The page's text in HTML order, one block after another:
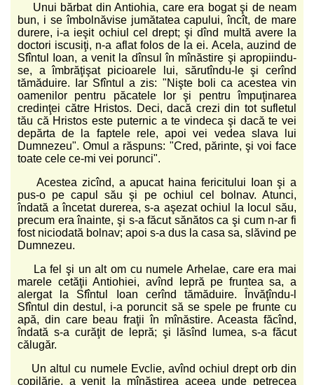
Unui bărbat din Antiohia, care era bogat şi de neam
bun, i se îmbolnăvise jumătatea capului, încît, de mare
durere, i-a ieşit ochiul cel drept; şi dînd multă avere la
doctori iscusiţi, n-a aflat folos de la ei. Acela, auzind de
Sfîntul Ioan, a venit la dînsul în mînăstire şi apropiindu-
se, a îmbrăţişat picioarele lui, sărutîndu-le şi cerînd
tămăduire. Iar Sfîntul a zis: "Nişte boli ca acestea vin
oamenilor pentru păcatele lor şi pentru împuţinarea
credinţei către Hristos. Deci, dacă crezi din tot sufletul
tău că Hristos este puternic a te vindeca şi dacă te vei
depărta de la faptele rele, apoi vei vedea slava lui
Dumnezeu". Omul a răspuns: "Cred, părinte, şi voi face
toate cele ce-mi vei porunci".
Acestea zicînd, a apucat haina fericitului Ioan şi a
pus-o pe capul său şi pe ochiul cel bolnav. Atunci,
îndată a încetat durerea, s-a aşezat ochiul la locul său,
precum era înainte, şi s-a făcut sănătos ca şi cum n-ar fi
fost niciodată bolnav; apoi s-a dus la casa sa, slăvind pe
Dumnezeu.
La fel şi un alt om cu numele Arhelae, care era mai
marele cetăţii Antiohiei, avînd lepră pe fruntea sa, a
alergat la Sfîntul Ioan cerînd tămăduire. Învăţîndu-l
Sfîntul din destul, i-a poruncit să se spele pe frunte cu
apă, din care beau fraţii în mînăstire. Aceasta făcînd,
îndată s-a curăţit de lepră; şi lăsînd lumea, s-a făcut
călugăr.
Un altul cu numele Evclie, avînd ochiul drept orb din
copilărie, a venit la mînăstirea aceea unde petrecea